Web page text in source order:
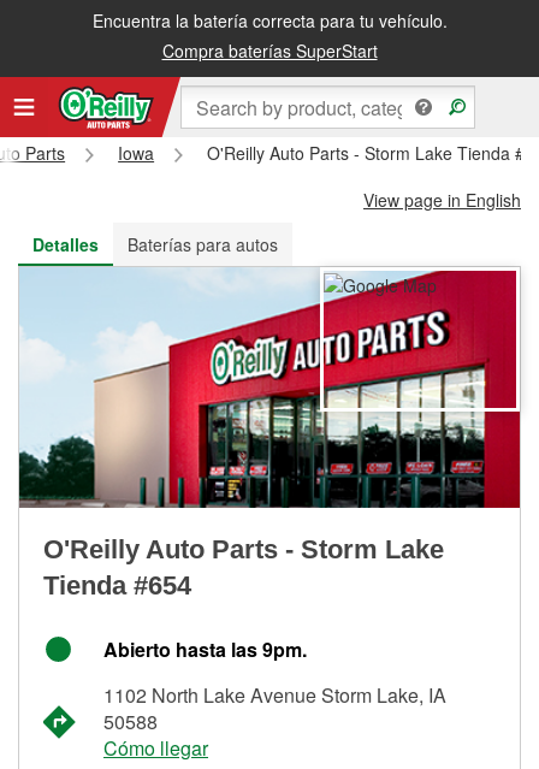
Encuentra la batería correcta para tu vehículo.
Compra baterías SuperStart
Recibe tu orden gratis al día siguiente o recógela en la tienda
Parts Iowa
O'Reilly Auto Parts - Storm Lake Tienda
View page in English
Detalles
Baterías para autos
O'Reilly Auto Parts - Storm Lake
Tienda #654
Abierto hasta las 9pm.
1102 North Lake Avenue Storm Lake, IA
50588
Cómo llegar